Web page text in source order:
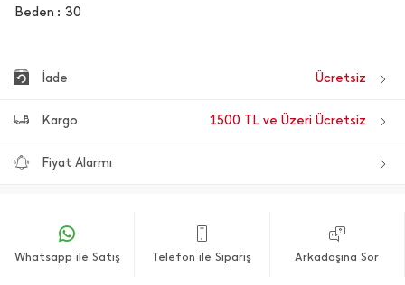
Beden
30
İade Ücretsiz
Kargo 1500 TL ve Üzeri Ücretsiz
Fiyat Alarmı
Whatsapp ile Satış Telefon ile Sipariş Arkadaşına Sor